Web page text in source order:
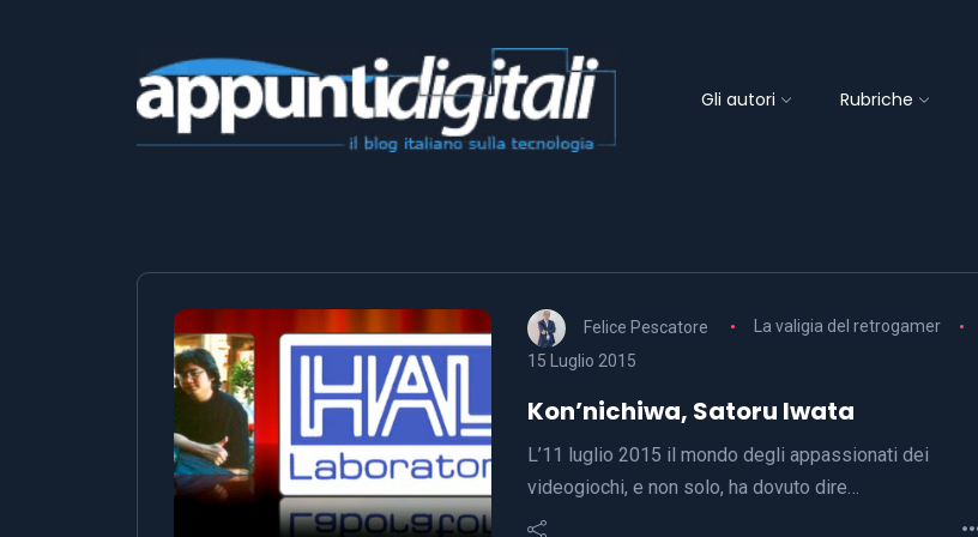
Gli autori Rubriche
Felice Pescatore
La valigia del retrogamer
15 Luglio 2015
Kon’nichiwa, Satoru Iwata
L’11 luglio 2015 il mondo degli appassionati dei
videogiochi, e non solo, ha dovuto dire…